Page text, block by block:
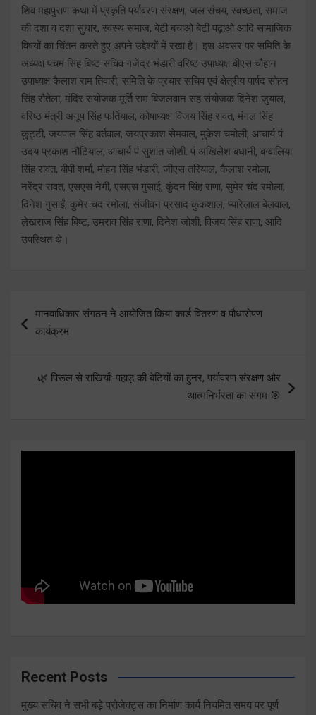
शिव महापुराण कथा में प्रकृति पर्यावरण संरक्षण, जल संचय, स्वच्छता, समाज
की दशा व दशा सुधार, स्वस्थ समाज, बेटी बचाओ बेटी पढ़ाओ आदि सामाजिक
विषयों का चिंतन करते हुए अपने उद्देश्यों में रखा है। इस अवसर पर समिति के
अध्यक्ष पंचम सिंह बिष्ट सचिव गजेंद्र भंडारी वरिष्ठ उपाध्यक्ष बीएस चौहान
उपाध्यक्ष कैलाश राम तिवारी, समिति के प्रचार सचिव एवं क्षेत्रीय पार्षद सोहन
सिंह रौतेला, मंदिर संयोजक मूर्ति राम बिजलवान सह संयोजक दिनेश जुयाल,
वरिष्ठ मंत्री अनूप सिंह फर्तियाल, कोषाध्यक्ष विजय सिंह रावत, मंगल सिंह
कुट्टी, जयपाल सिंह बर्तवाल, जयप्रकाश सेमवाल, मुकेश चमोली, आचार्य पं
उदय प्रकाश नौटियाल, आचार्य पं सुशांत जोशी. पं अखिलेश बधानी, बग्वालिया
सिंह रावत, बीपी शर्मा, मोहन सिंह भंडारी, जीएस तरियाल, कैलाश रमोला,
नरेंद्र रावत, एसएस नेगी, एसएस गुसाई, कुंदन सिंह राणा, सुमेर चंद रमोला,
दिनेश गुसांईं, कुमेर चंद रमोला, संजीवन प्रसाद कुकशाल, प्यारेलाल बेलवाल,
लेखराज सिंह बिष्ट, उमराव सिंह राणा, दिनेश जोशी, विजय सिंह राणा, आदि
उपस्थित थे।
navigation
मानवाधिकार संगठन ने आयोजित किया कार्ड वितरण व पौधारोपण
कार्यक्रम
🌿 पिरूल से राखियाँ: पहाड़ की बेटियों का हुनर, पर्यावरण संरक्षण और
आत्मनिर्भरता का संगम 🎯
Recent Posts
मुख्य सचिव ने सभी बड़े प्रोजेक्ट्स का निर्माण कार्य नियमित समय पर पूर्ण